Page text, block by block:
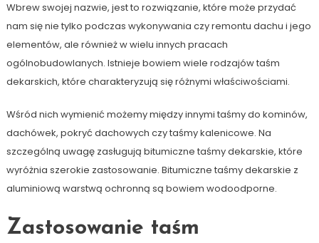
Wbrew swojej nazwie, jest to rozwiązanie, które może przydać
nam się nie tylko podczas wykonywania czy remontu dachu i jego
elementów, ale również w wielu innych pracach
ogólnobudowlanych. Istnieje bowiem wiele rodzajów taśm
dekarskich, które charakteryzują się różnymi właściwościami.
Wśród nich wymienić możemy między innymi taśmy do kominów,
dachówek, pokryć dachowych czy taśmy kalenicowe. Na
szczególną uwagę zasługują bitumiczne taśmy dekarskie, które
wyróżnia szerokie zastosowanie. Bitumiczne taśmy dekarskie z
aluminiową warstwą ochronną są bowiem wodoodporne.
Zastosowanie taśm